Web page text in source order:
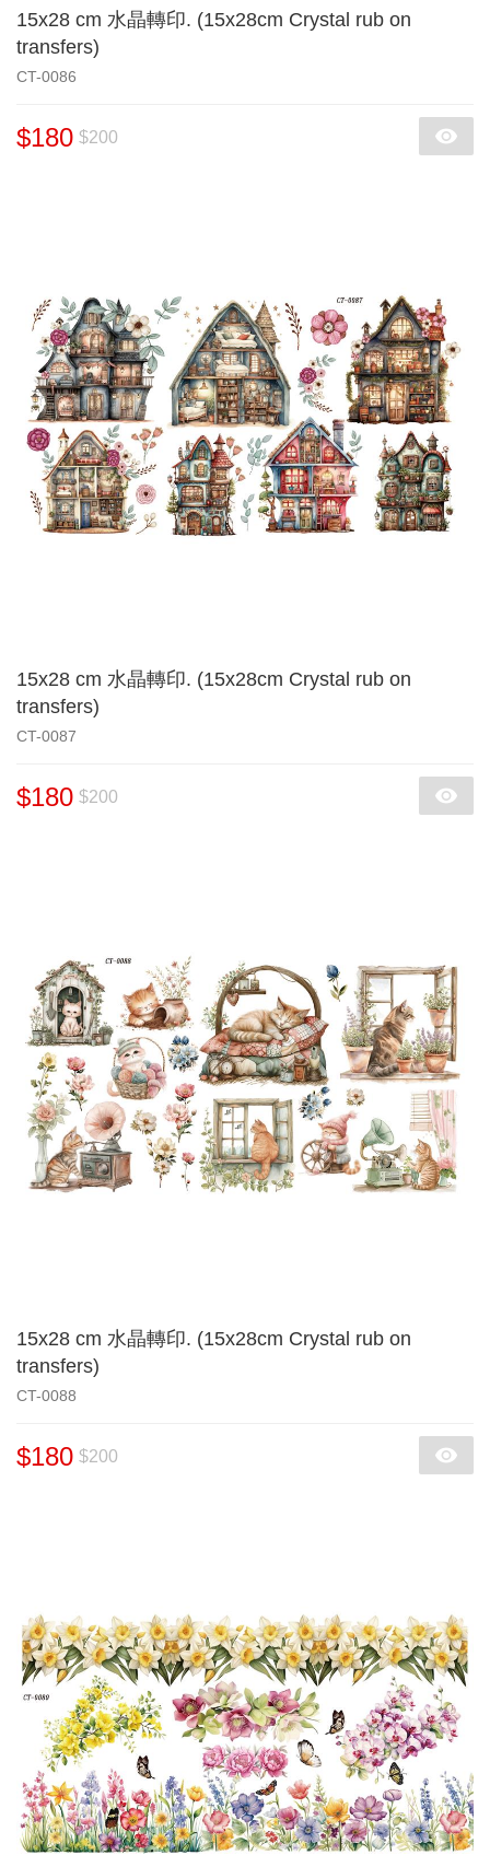
15x28 cm 水晶轉印. (15x28cm Crystal rub on
transfers)
CT-0086
$180 $200
15x28 cm 水晶轉印. (15x28cm Crystal rub on
transfers)
CT-0087
$180 $200
15x28 cm 水晶轉印. (15x28cm Crystal rub on
transfers)
CT-0088
$180 $200